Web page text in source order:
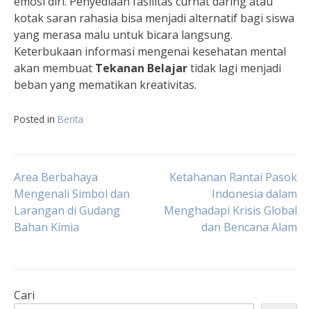
kotak saran rahasia bisa menjadi alternatif bagi siswa
yang merasa malu untuk bicara langsung.
Keterbukaan informasi mengenai kesehatan mental
akan membuat Tekanan Belajartidak lagi menjadi
beban yang mematikan kreativitas.
Posted in Berita
Navigasi
pos
Area Berbahaya
Mengenali Simbol dan
Larangan di Gudang
Bahan Kimia
Ketahanan Rantai Pasok
Indonesia dalam
Menghadapi Krisis Global
dan Bencana Alam
Cari